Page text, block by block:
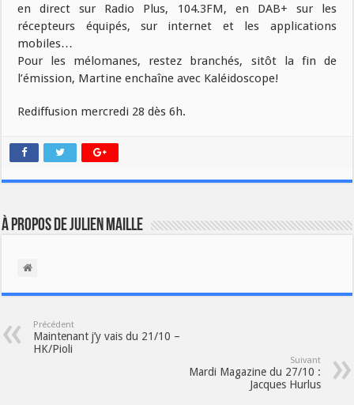
en direct sur Radio Plus, 104.3FM, en DAB+ sur les
récepteurs équipés, sur internet et les applications
mobiles…
Pour les mélomanes, restez branchés, sitôt la fin de
l’émission, Martine enchaîne avec Kaléidoscope!
Rediffusion mercredi 28 dès 6h.
À propos de Julien Maille
Précédent
Maintenant j’y vais du 21/10 –
HK/Pioli
Suivant
Mardi Magazine du 27/10 :
Jacques Hurlus